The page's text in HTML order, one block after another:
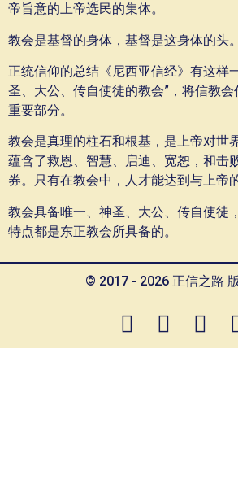
帝旨意的上帝选民的集体。
教会是基督的身体，基督是这身体的头。
正统信仰的总结《尼西亚信经》有这样
圣、大公、传自使徒的教会”，将信教
重要部分。
教会是真理的柱石和根基，是上帝对世
蕴含了救恩、智慧、启迪、宽恕，和击
券。只有在教会中，人才能达到与上帝
教会具备唯一、神圣、大公、传自使徒
特点都是东正教会所具备的。
© 2017 - 2026 正信之路